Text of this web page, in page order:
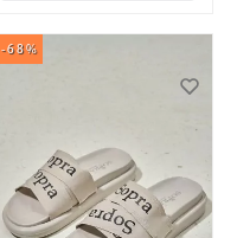
-68%